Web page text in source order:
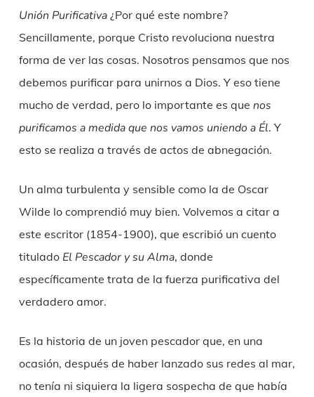
Unión Purificativa¿Por qué este nombre?
Sencillamente, porque Cristo revoluciona nuestra
forma de ver las cosas. Nosotros pensamos que nos
debemos purificar para unirnos a Dios. Y eso tiene
mucho de verdad, pero lo importante es que nos
purificamos a medida que nos vamos uniendo a Él. Y
esto se realiza a través de actos de abnegación.
Un alma turbulenta y sensible como la de Oscar
Wilde lo comprendió muy bien. Volvemos a citar a
este escritor (1854-1900), que escribió un cuento
titulado El Pescador y su Alma, donde
específicamente trata de la fuerza purificativa del
verdadero amor.
Es la historia de un joven pescador que, en una
ocasión, después de haber lanzado sus redes al mar,
no tenía ni siquiera la ligera sospecha de que había